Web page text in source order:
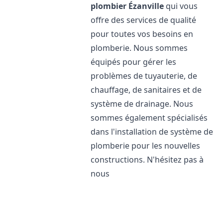
plombier Ézanville qui vous
offre des services de qualité
pour toutes vos besoins en
plomberie. Nous sommes
équipés pour gérer les
problèmes de tuyauterie, de
chauffage, de sanitaires et de
système de drainage. Nous
sommes également spécialisés
dans l'installation de système de
plomberie pour les nouvelles
constructions. N'hésitez pas à
nous